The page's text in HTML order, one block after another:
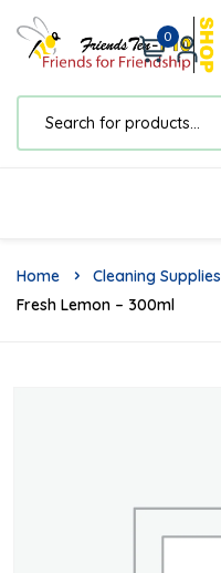
0
Home Cleaning Supplies
Fresh Lemon – 300ml